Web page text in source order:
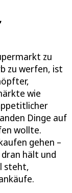
zu
zu werfen, ist
wie
Dinge auf
wollte.
gehen –
hält und
steht,